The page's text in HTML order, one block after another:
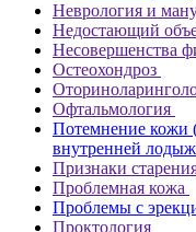
Неврология и
Недостающий
Несовершенства
Остеохондроз
Офтальмология
Потемнение кожи
внутренней
Признаки
Проблемная кожа
Проблемы с
Проктология